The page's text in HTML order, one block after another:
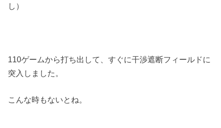
し）
110ゲームから打ち出して、すぐに干渉遮断フィールドに
突入しました。
こんな時もないとね。